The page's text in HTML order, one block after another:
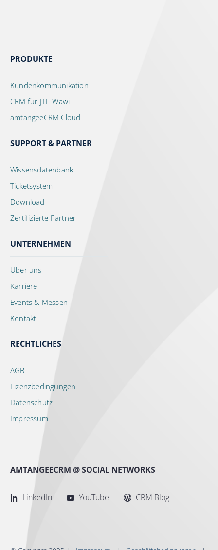
PRODUKTE
Kundenkommunikation
CRM für JTL-Wawi
amtangeeCRM Cloud
SUPPORT & PARTNER
Wissensdatenbank
Ticketsystem
Download
Zertifizierte Partner
UNTERNEHMEN
Über uns
Karriere
Events & Messen
Kontakt
RECHTLICHES
AGB
Lizenzbedingungen
Datenschutz
Impressum
AMTANGEECRM @ SOCIAL NETWORKS
LinkedIn YouTube CRM Blog